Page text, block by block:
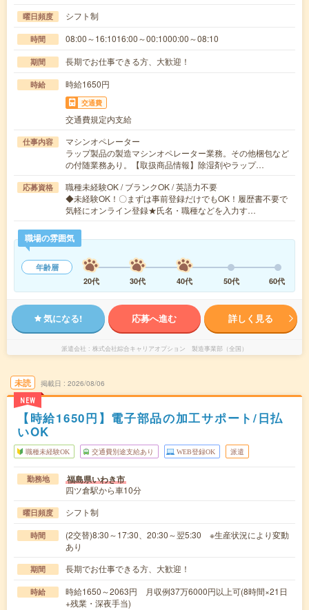
曜日頻度 シフト制
時間 08:00～16:1016:00～00:1000:00～08:10
期間 長期でお仕事できる方、大歓迎！
時給 時給1650円
交通費
交通費規定内支給
仕事内容
マシンオペレーター
ラップ製品の製造マシンオペレーター業務。その他梱包など
の付随業務あり。【取扱商品情報】除湿剤やラップ…
応募資格
職種未経験OK / ブランクOK / 英語力不要
◆未経験OK！〇まずは事前登録だけでもOK！履歴書不要で
気軽にオンライン登録★氏名・職種などを入力す…
職場の雰囲気
年齢層
20代
30代 40代 50代 60代
気になる! 応募へ進む 詳しく見る
派遣会社 株式会社綜合キャリアオプション 製造事業部（全国）
未読
NEW
掲載日 2026/08/06
【時給1650円】電子部品の加工サポート/日払
いOK
職種未経験OK 交通費別途支給あり WEB登録OK 派遣
勤務地 福島県いわき市
四ツ倉駅から車10分
曜日頻度 シフト制
時間
(2交替)8:30～17:30、20:30～翌5:30 ※生産状況により変動
あり
期間 長期でお仕事できる方、大歓迎！
時給
時給1650～2063円 月収例37万6000円以上可(8時間×21日
+残業・深夜手当)